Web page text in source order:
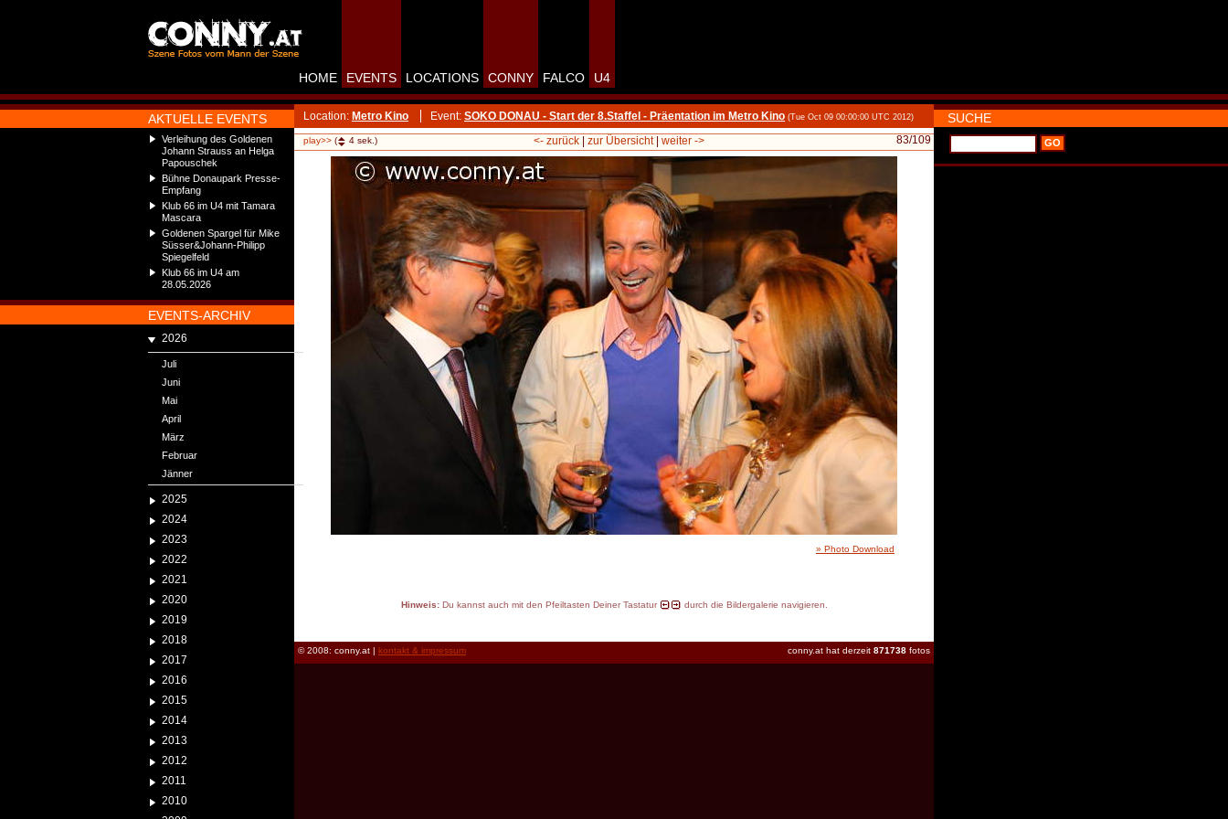
AKTUELLE EVENTS
Verleihung des Goldenen
Johann Strauss an Helga
Papouschek
Bühne Donaupark Presse-
Empfang
Klub 66 im U4 mit Tamara
Mascara
Goldenen Spargel für Mike
Süsser&Johann-Philipp
Spiegelfeld
Klub 66 im U4 am
28.05.2026
EVENTS-ARCHIV
2026
Juli
Juni
Mai
April
März
Februar
Jänner
2025
2024
2023
2022
2021
2020
2019
2018
2017
2016
2015
2014
2013
2012
2011
2010
HOME EVENTS LOCATIONS CONNY FALCO U4
Location: Metro Kino Event: SOKO DONAU - Start der 8.Staffel - Präentation im Metro Kino (Tue Oct 09 00:00:00 UTC 2012)
play>> ( 4 sek.) 83/109
<- zurück| zur Übersicht| weiter ->
» Photo Download
Hinweis:Du kannst auch mit den Pfeiltasten Deiner Tastatur durch die Bildergalerie navigieren.
conny.at hat derzeit 871738 fotos
© 2008: conny.at | kontakt & impressum
SUCHE